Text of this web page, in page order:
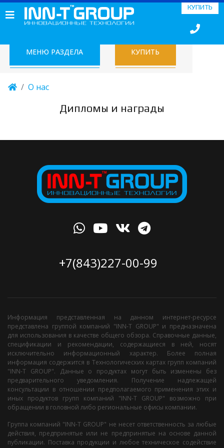
КУПИТЬ
МЕНЮ РАЗДЕЛА КУПИТЬ
О нас
Дипломы и награды
+7(843)227-00-99
Информация представленная на данном интернет-ресурсе
представлена группой компаний "INN-T GROUP" и предназначена
для использования в качестве общего обзора. Справочные данные,
спецификации и рекомендации, содержащиеся в ней, носят
исключительно информационный характер. Более полная
информация содержится в Технологических картах групп компаний
"INN-T GROUP". Данные о продуктах могут быть изменены без
предварительного уведомления. Получение надлежащей
консультации в отношении предполагаемого применения этих и
иных продуктов групп компаний "INN-T GROUP" возможно при
обращении в головной либо региональные офисы компании.
Группа компаний "INN-T GROUP" не несет ответственность за любые
действия, предпринятые или не предпринятые на основе данной
публикации. Поставка продукции и любое техническое содействие